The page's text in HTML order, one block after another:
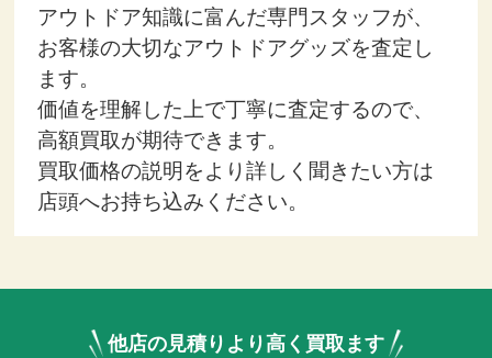
アウトドア知識に富んだ専門スタッフが、
お客様の大切なアウトドアグッズを査定し
ます。
価値を理解した上で丁寧に査定するので、
高額買取が期待できます。
買取価格の説明をより詳しく聞きたい方は
店頭へお持ち込みください。
他店の見積りより高く買取ます